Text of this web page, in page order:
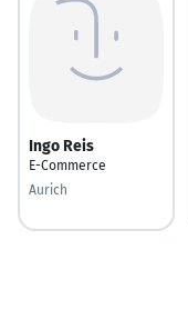
Ingo Reis
E-Commerce
Aurich